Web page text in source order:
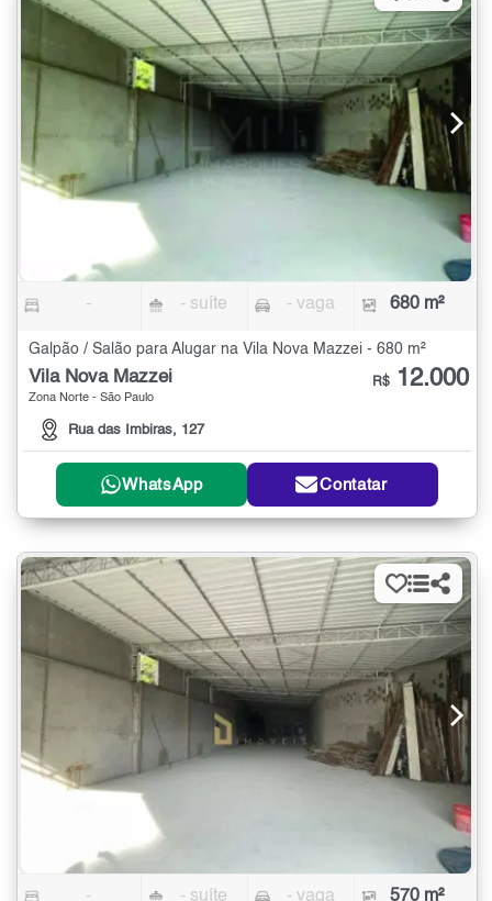
- - suíte - vaga 680 m²
Galpão / Salão para Alugar na Vila Nova Mazzei - 680 m²
Vila Nova Mazzei
Zona Norte - São Paulo
Rua das Imbiras, 127
R$ 12.000
WhatsApp Contatar
- - suíte - vaga 570 m²